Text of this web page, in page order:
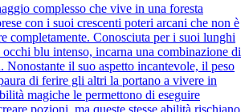
complesso che vive in una foresta
con i suoi crescenti poteri arcani che non è
completamente. Conosciuta per i suoi lunghi
blu intenso, incarna una combinazione di
Nonostante il suo aspetto incantevole, il peso
di ferire gli altri la portano a vivere in
magiche le permettono di eseguire
pozioni, ma queste stesse abilità rischiano